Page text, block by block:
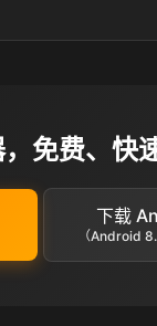
免费、快
下载
（Android